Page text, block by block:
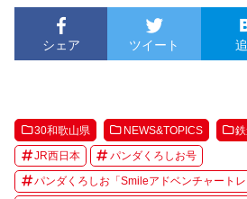
シェア ツイート
30和歌山県 NEWS&TOPICS
JR西日本 パンダくろしお号
パンダくろしお「Smileアドベンチャートレ